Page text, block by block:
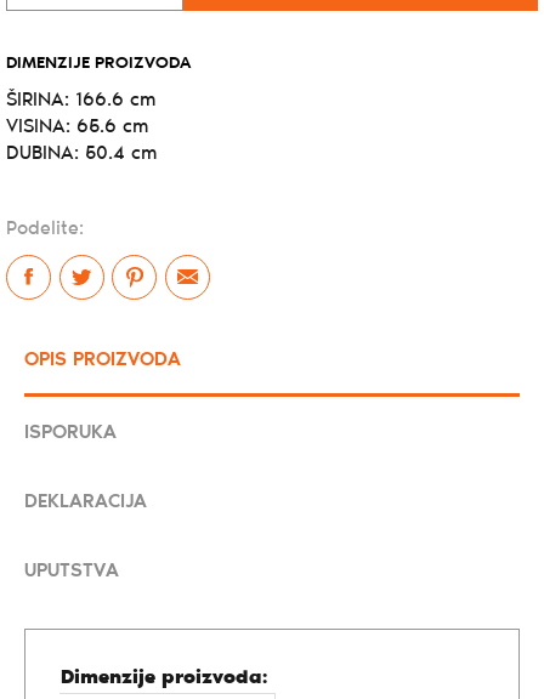
DIMENZIJE PROIZVODA
ŠIRINA: 166.6 cm
VISINA: 65.6 cm
DUBINA: 50.4 cm
Podelite:
OPIS PROIZVODA
ISPORUKA
DEKLARACIJA
UPUTSTVA
Dimenzije proizvoda: